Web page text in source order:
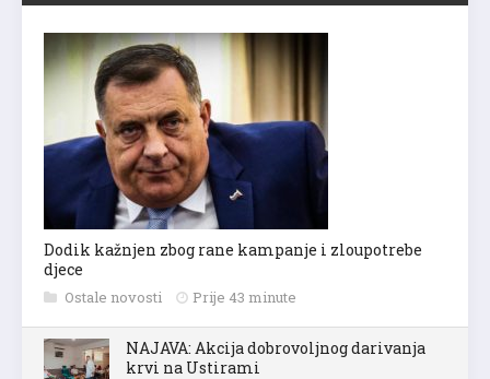
Dodik kažnjen zbog rane kampanje i zloupotrebe
djece
Ostale novosti Prije 43 minute
NAJAVA: Akcija dobrovoljnog darivanja
krvi na Ustirami